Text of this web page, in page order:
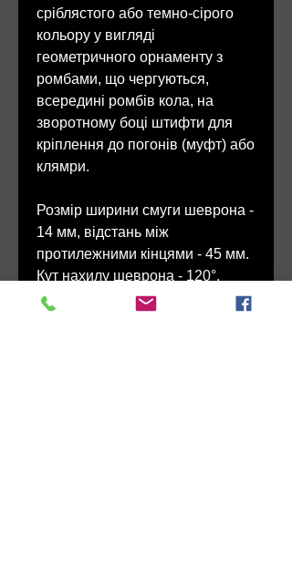
сріблястого або темно-сірого
кольору у вигляді
геометричного орнаменту з
ромбами, що чергуються,
всередині ромбів кола, на
зворотному боці штифти для
кріплення до погонів (муфт) або
клямри.
Розмір ширини смуги шеврона -
14 мм, відстань між
протилежними кінцями - 45 мм.
Кут нахилу шеврона - 120°.